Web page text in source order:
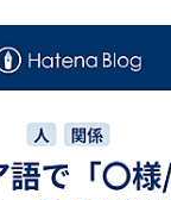
にミスターカーで
オーバーどころ